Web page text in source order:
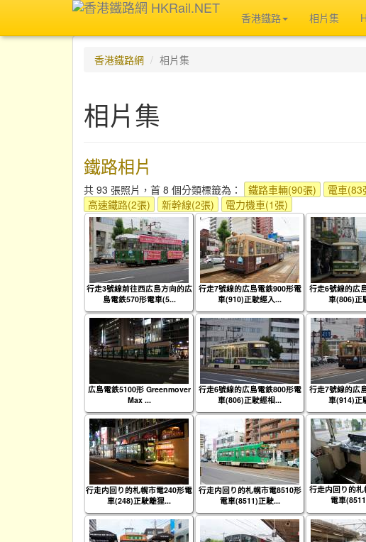
香港鐵路 相片集
香港鐵路網 相片集
相片集
鐵路相片
共 93 張照片，首 8 個分類標籤為： 鐵路車輛(90張) 電車(83
高速鐵路(2張)
新幹線(2張) 電力機車(1張)
行走3號線前往西広島方向的広
島電鉄570形電車(5...
行走7號線的広島電鉄900形電
車(910)正駛經入...
行走6號線的広
車(806)正
広島電鉄5100形 Greenmover
Max ...
行走6號線的広島電鉄800形電
車(806)正駛經相...
行走7號線的広
車(914)正
行走内回り的札幌市電240形電
車(248)正駛離狸...
行走内回り的札幌市電8510形
電車(8511)正駛...
行走内回り的
電車